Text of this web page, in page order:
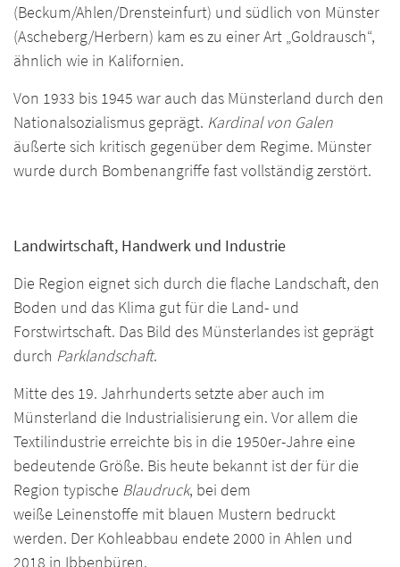
(Beckum/Ahlen/Drensteinfurt) und südlich von Münster
(Ascheberg/Herbern) kam es zu einer Art „Goldrausch“,
ähnlich wie in Kalifornien.
Von 1933 bis 1945 war auch das Münsterland durch den
Nationalsozialismus geprägt. Kardinal von Galen
äußerte sich kritisch gegenüber dem Regime. Münster
wurde durch Bombenangriffe fast vollständig zerstört.
Landwirtschaft, Handwerk und Industrie
Die Region eignet sich durch die flache Landschaft, den
Boden und das Klima gut für die Land- und
Forstwirtschaft. Das Bild des Münsterlandes ist geprägt
durch Parklandschaft.
Mitte des 19. Jahrhunderts setzte aber auch im
Münsterland die Industrialisierung ein. Vor allem die
Textilindustrie erreichte bis in die 1950er-Jahre eine
bedeutende Größe. Bis heute bekannt ist der für die
Region typische Blaudruck, bei dem
weiße Leinenstoffe mit blauen Mustern bedruckt
werden. Der Kohleabbau endete 2000 in Ahlen und
2018 in Ibbenbüren.